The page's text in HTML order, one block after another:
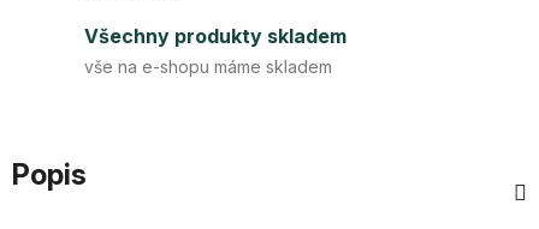
Všechny produkty skladem
vše na e-shopu máme skladem
Popis